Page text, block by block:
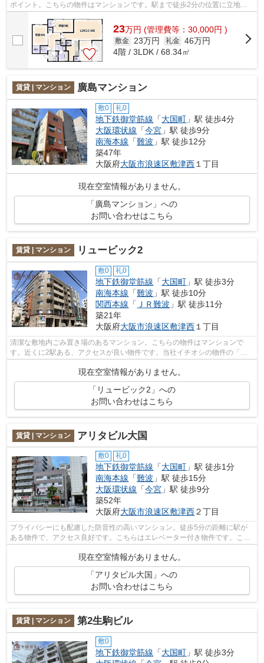
ポイント。こちらの物件はマンションです。駅まで徒歩2分の位置に立地す
23万円 (管理費等：30,000円 )
敷金 23万円 礼金 46万円
4階 / 3LDK / 68.34㎡
賃貸 | マンション 廣島マンション
敷0 礼0
地下鉄御堂筋線 「大国町 」駅 徒歩4分
大阪環状線 「今宮 」駅 徒歩9分
南海本線 「難波 」駅 徒歩12分
築47年
大阪府大阪市浪速区敷津西１丁目
現在空室情報がありません。
「廣島マンション」への
お問い合わせはこちら
賃貸 | マンション リュービック2
敷0 礼0
地下鉄御堂筋線 「大国町 」駅 徒歩3分
南海本線 「難波 」駅 徒歩10分
関西本線 「 ＪＲ難波 」駅 徒歩11分
築21年
大阪府大阪市浪速区敷津西 １丁目
清潔な敷地内ごみ置き場のあるマンション。こちらの物件はマンションで
す。近くに2駅ある、アクセスが良い物件です。当社イチオシの物件の「リ
ュービック2」。ぜひ一度ご覧ください。...
現在空室情報がありません。
「リュービック2」への
お問い合わせはこちら
賃貸 | マンション アリタビル大国
敷0 礼0
地下鉄御堂筋線 「大国町 」駅 徒歩1分
南海本線 「難波 」駅 徒歩15分
大阪環状線 「今宮 」駅 徒歩9分
築52年
大阪府大阪市浪速区敷津西２丁目
プライバシーにも配慮した防音性の高いマンション。徒歩5分の距離に駅が
ある物件で、アクセス良好です。こちらはエレベーター付き物件です。こだ
現在空室情報がありません。
「アリタビル大国」への
お問い合わせはこちら
賃貸 | マンション 第2生駒ビル
敷0
地下鉄御堂筋線 「大国町 」駅 徒歩3分